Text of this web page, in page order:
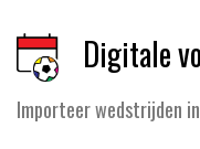
Digitale
Importeer wedstrijden